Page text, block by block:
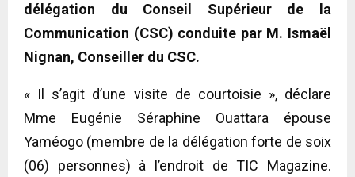
délégation du Conseil Supérieur de la
Communication (CSC) conduite par M. Ismaël
Nignan, Conseiller du CSC.
« Il s’agit d’une visite de courtoisie », déclare
Mme Eugénie Séraphine Ouattara épouse
Yaméogo (membre de la délégation forte de soix
(06) personnes) à l’endroit de TIC Magazine.